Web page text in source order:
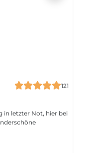
121
in letzter Not, hier bei